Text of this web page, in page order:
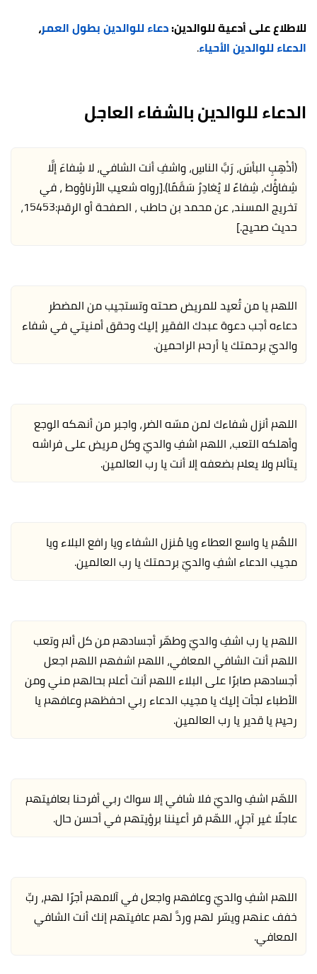
للاطلاع على أدعية للوالدين:دعاء للوالدين بطول العمر،
الدعاء للوالدين الأحياء.
الدعاء للوالدين بالشفاء العاجل
(أذْهِبِ البأسَ، رَبَّ الناسِ، واشفِ أنت الشافي، لا شِفاءَ إلَّا
شِفاؤُك، شِفاءً لا يُغادِرُ سَقَمًا).[رواه شعيب الأرناؤوط ، في
تخريج المسند، عن محمد بن حاطب ، الصفحة أو الرقم:15453،
حديث صحيح.]
اللهم يا من تُعيد للمريض صحته وتستجيب من المضطر
دعاءه أجب دعوة عبدك الفقير إليك وحقق أمنيتي في شفاء
والديّ برحمتك يا أرحم الراحمين.
اللهم أنزل شفاءك لمن مسّه الضر، واجبر من أنهكه الوجع
وأهلكه التعب، اللهم اشفِ والديّ وكل مريض على فراشه
يتألم ولا يعلم بضعفه إلا أنت يا رب العالمين.
اللهُم يا واسع العطاء ويا مُنزل الشفاء ويا رافع البلاء ويا
مجيب الدعاء اشفِ والديّ برحمتك يا رب العالمين.
اللهم يا رب اشفِ والديّ وطهّر أجسادهم من كل ألم وتعب
اللهم أنت الشافي المعافي، اللهم اشفهم اللهم اجعل
أجسادهم صابرًا على البلاء اللهم أنت أعلم بحالهم مني ومن
الأطباء لجأت إليك يا مجيب الدعاء ربي احفظهم وعافهم يا
رحيم يا قدير يا رب العالمين.
اللهّم اشفِ والديّ فلا شافي إﻻ سواك ربي أفرحنا بعافيتهم
عاجلًا غير آجلٍ، اللهّم قر أعيننا برؤيتهم في أحسن حال.
اللهم اشفِ والديّ وعافهم واجعل في آلامهم أجرًا لهم، ربِّ
خفف عنهم ويسّر لهم وردَّ لهم عافيتهم إنك أنت الشافي
المعافي.